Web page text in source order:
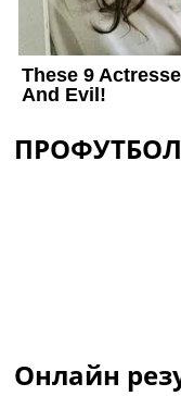
ПРОФУТБОЛ
Онлайн